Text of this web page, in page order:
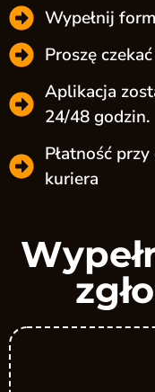
Wypełnij
Proszę
Aplikacja
24/48 godzin.
Płatność
kuriera